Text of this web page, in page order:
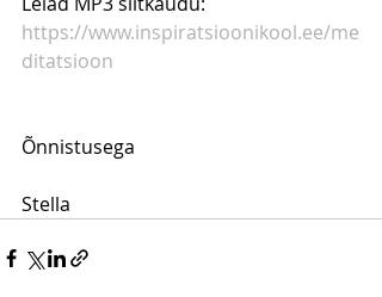
https://www.inspiratsioonikool.ee/me
ditatsioon
Õnnistusega
Stella